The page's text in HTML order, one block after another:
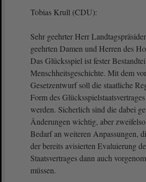
Tobias Krull (CDU):
Sehr geehrter Herr
geehrten Damen und Herren des
Das Glücksspiel ist fester
Menschheitsgeschichte. Mit dem
Gesetzentwurf soll die staatliche
Form des
werden. Sicherlich sind die dabei
Änderungen wichtig, aber
Bedarf an weiteren Anpassungen,
der bereits avisierten Evaluierung
Staatsvertrages dann auch
müssen.